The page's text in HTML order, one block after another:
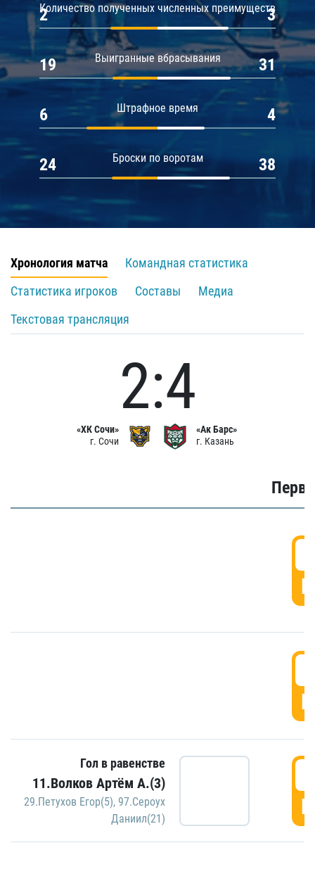
Количество полученных численных преимуществ
2 3
Выигранные вбрасывания
19 31
Штрафное время
6 4
Броски по воротам
24 38
Хронология матча
Командная статистика
Статистика игроков
Составы
Медиа
Текстовая трансляция
«ХК Сочи»
г. Сочи
2:4
«Ак Барс»
г. Казань
Гол в равенстве
11.Волков Артём А.(3)
29.Петухов Егор(5), 97.Сероух
Даниил(21)